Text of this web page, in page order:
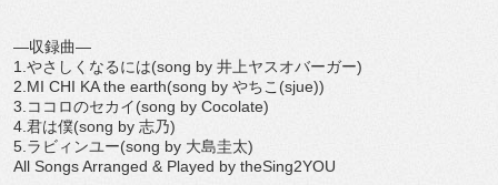
―収録曲―
1.やさしくなるには(song by 井上ヤスオバーガー)
2.MI CHI KA the earth(song by やちこ(sjue))
3.ココロのセカイ(song by Cocolate)
4.君は僕(song by 志乃)
5.ラビィンユー(song by 大島圭太)
All Songs Arranged & Played by theSing2YOU